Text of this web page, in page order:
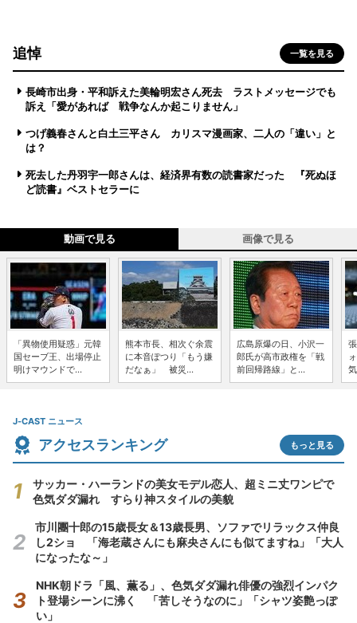
追悼 一覧を見る
長崎市出身・平和訴えた美輪明宏さん死去 ラストメッセージでも
訴え「愛があれば 戦争なんか起こりません」
つげ義春さんと白土三平さん カリスマ漫画家、二人の「違い」と
は？
死去した丹羽宇一郎さんは、経済界有数の読書家だった 『死ぬほ
ど読書』ベストセラーに
動画で見る 画像で見る
「異物使用疑惑」元韓
国セーブ王、出場停止
明けマウンドで...
熊本市長、相次ぐ余震
に本音ぽつり「もう嫌
だなぁ」 被災...
広島原爆の日、小沢一
郎氏が高市政権を「戦
前回帰路線」と...
J-CAST ニュース
アクセスランキング もっと見る
サッカー・ハーランドの美女モデル恋人、超ミニ丈ワンピで
色気ダダ漏れ すらり神スタイルの美貌
市川團十郎の15歳長女＆13歳長男、ソファでリラックス仲良
し2ショ 「海老蔵さんにも麻央さんにも似てますね」「大人
になったな～」
NHK朝ドラ「風、薫る」、色気ダダ漏れ俳優の強烈インパク
ト登場シーンに沸く 「苦しそうなのに」「シャツ姿艶っぽ
い」